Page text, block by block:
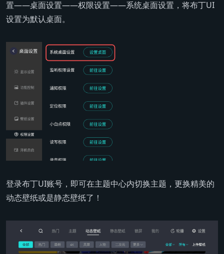
置——桌面设置——权限设置——系统桌面设置，将布丁UI
设置为默认桌面。
登录布丁UI账号，即可在主题中心内切换主题，更换精美的
动态壁纸或是静态壁纸了！